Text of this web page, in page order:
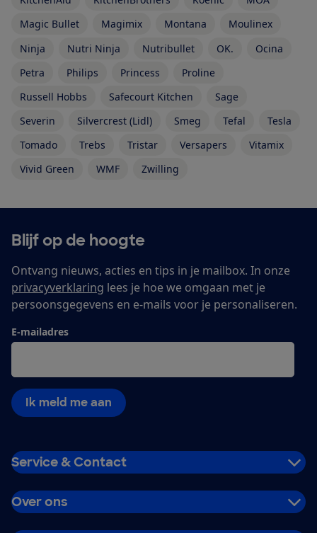
Magic Bullet
Magimix Montana
Moulinex
Ninja
Nutri Ninja Nutribullet OK.
Ocina
Petra
Philips Princess
Proline
Russell Hobbs
Safecourt Kitchen
Sage
Severin
Silvercrest (Lidl) Smeg Tefal
Tesla
Tomado
Trebs Tristar Versapers
Vitamix
Vivid Green
WMF Zwilling
Blijf op de hoogte
Ontvang nieuws, acties en tips in je mailbox. In onze
privacyverklaring lees je hoe we omgaan met je
persoonsgegevens en e-mails voor je personaliseren.
E-mailadres
Ik meld me aan
Service & Contact
Over ons